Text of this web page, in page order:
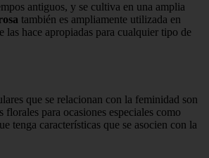
antiguos, y se cultiva en una amplia
también es ampliamente utilizada en
las hace apropiadas para cualquier tipo de
que se relacionan con la feminidad son
para ocasiones especiales como
tenga características que se asocien con la